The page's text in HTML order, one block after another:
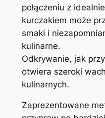
połączeniu z
kurczakiem może
smaki i
kulinarne.
Odkrywanie, jak
otwiera szeroki
kulinarnych.
Zaprezentowane